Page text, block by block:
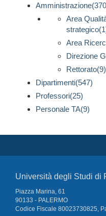
Area
Area
Direzione
Rettorato(9)
Dipartimenti(547)
Professori(25)
Personale TA(9)
Università degli Studi di
Piazza Marina, 61
90133 - PALERMO
Codice Fiscale 80023730825,